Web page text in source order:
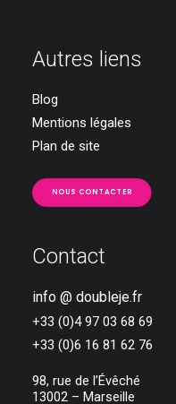
Autres liens
Blog
Mentions légales
Plan de site
NOUS CONTACTER
Contact
info @ doubleje.fr
+33 (0)4 97 03 68 69
+33 (0)6 16 81 62 76
98, rue de l’Évêché
13002 – Marseille